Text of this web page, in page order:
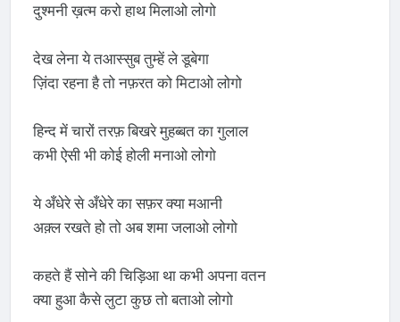
दुश्मनी ख़त्म करो हाथ मिलाओ लोगो
देख लेना ये तआस्सुब तुम्हें ले डूबेगा
ज़िंदा रहना है तो नफ़रत को मिटाओ लोगो
हिन्द में चारों तरफ़ बिखरे मुहब्बत का गुलाल
कभी ऐसी भी कोई होली मनाओ लोगो
ये अँधेरे से अँधेरे का सफ़र क्या मआनी
अक़्ल रखते हो तो अब शमा जलाओ लोगो
कहते हैं सोने की चिड़िआ था कभी अपना वतन
क्या हुआ कैसे लुटा कुछ तो बताओ लोगो